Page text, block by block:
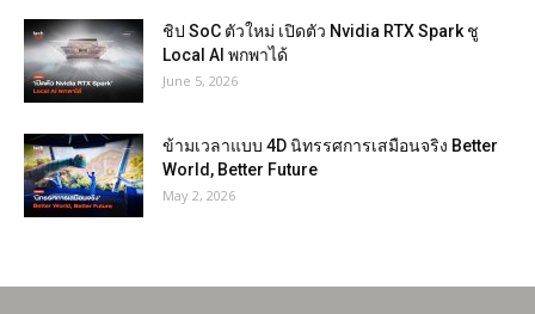
ชิป SoC ตัวใหม่ เปิดตัว Nvidia RTX Spark ชู
Local AI พกพาได้
June 5, 2026
ข้ามเวลาแบบ 4D นิทรรศการเสมือนจริง Better
World, Better Future
May 2, 2026